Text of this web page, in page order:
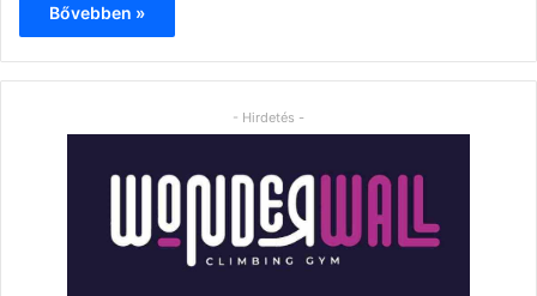
Bővebben »
- Hirdetés -